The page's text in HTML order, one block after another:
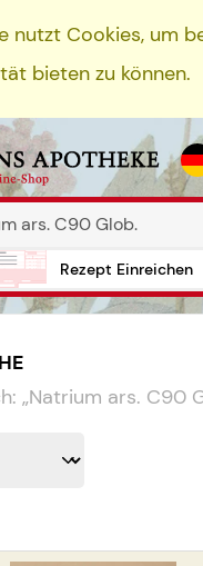
nutzt Cookies, um
bieten zu können.
Rezept Einreichen
„Natrium ars. C90